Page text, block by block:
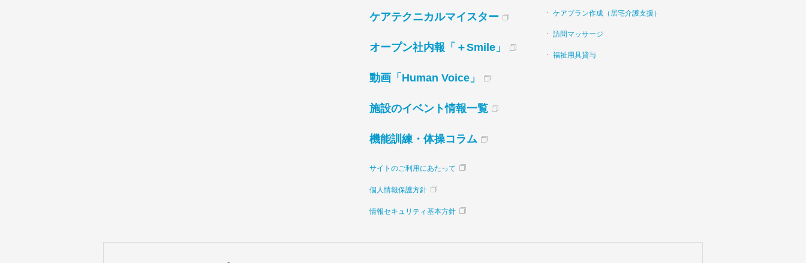
ケアテクニカルマイスター
オープン社内報「＋Smile」
動画「Human Voice」
施設のイベント情報一覧
機能訓練・体操コラム
サイトのご利用にあたって
個人情報保護方針
情報セキュリティ基本方針
ケアプラン作成（居宅介護支援）
訪問マッサージ
福祉用具貸与